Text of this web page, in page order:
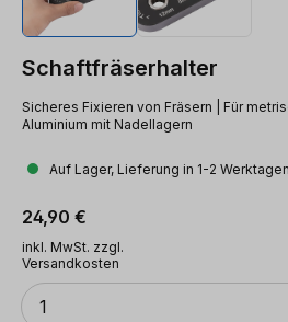
Schaftfräserhalter
Sicheres Fixieren von Fräsern | Für
Aluminium mit Nadellagern
Auf Lager, Lieferung in 1-2 Werktagen
Regulärer Preis:
24,90 €
inkl. MwSt. zzgl.
Versandkosten
Anzahl
1